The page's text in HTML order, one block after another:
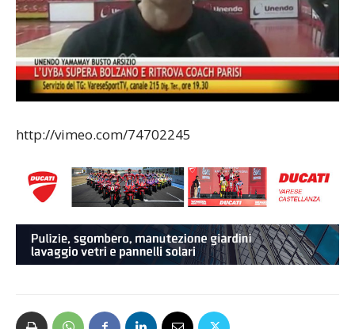
http://vimeo.com/74702245